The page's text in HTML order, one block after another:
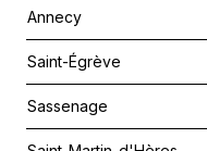
Annecy
Saint-Égrève
Sassenage